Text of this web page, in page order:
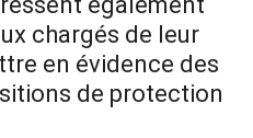
chargés de leur
en évidence des
de protection